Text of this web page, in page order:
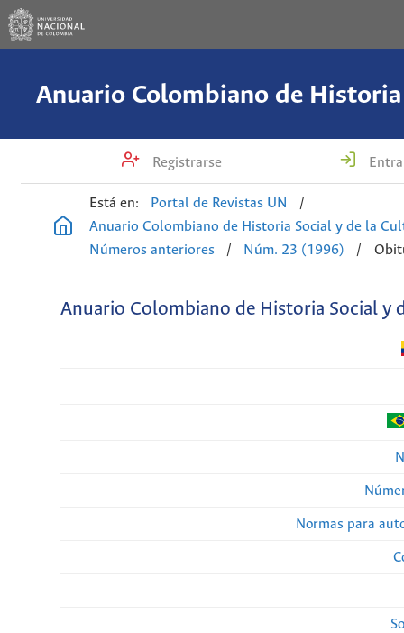
Registrarse
Está en: Portal de Revistas UN
/
Anuario Colombiano de Historia Social y de la
Números anteriores
/ Núm. 23 (1996) /
Anuario Colombiano de Historia Social y
Normas para